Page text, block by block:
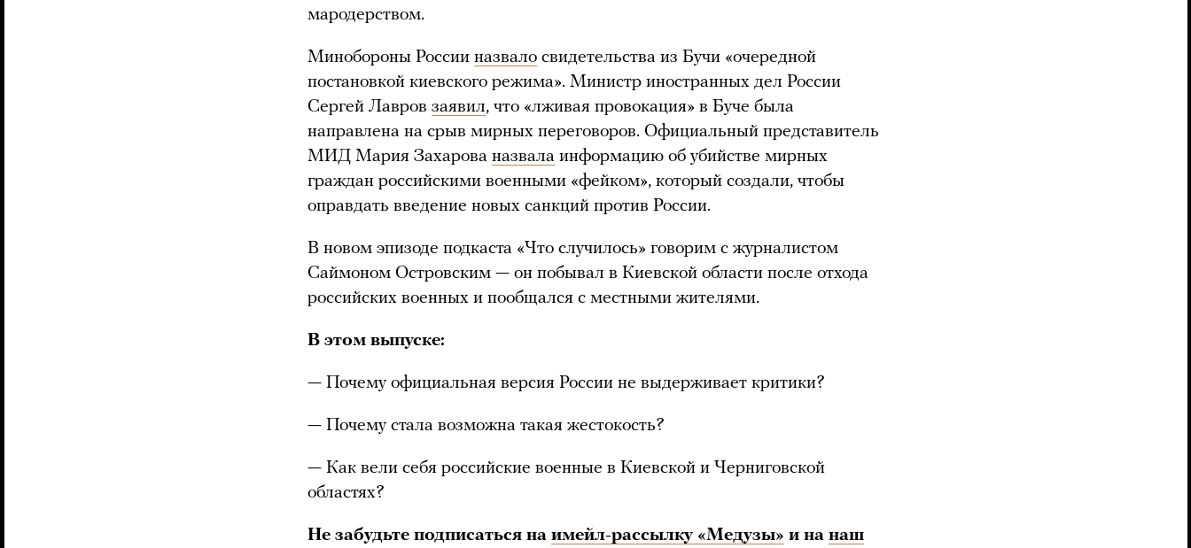
мародерством.
Минобороны России назвало свидетельства из Бучи «очередной
постановкой киевского режима». Министр иностранных дел России
Сергей Лавров заявил, что «лживая провокация» в Буче была
направлена на срыв мирных переговоров. Официальный представитель
МИД Мария Захарова назвала информацию об убийстве мирных
граждан российскими военными «фейком», который создали, чтобы
оправдать введение новых санкций против России.
В новом эпизоде подкаста «Что случилось» говорим с журналистом
Саймоном Островским — он побывал в Киевской области после отхода
российских военных и пообщался с местными жителями.
В этом выпуске:
— Почему официальная версия России не выдерживает критики?
— Почему стала возможна такая жестокость?
— Как вели себя российские военные в Киевской и Черниговской
областях?
Не забудьте подписаться на имейл-рассылку «Медузы» и на наш